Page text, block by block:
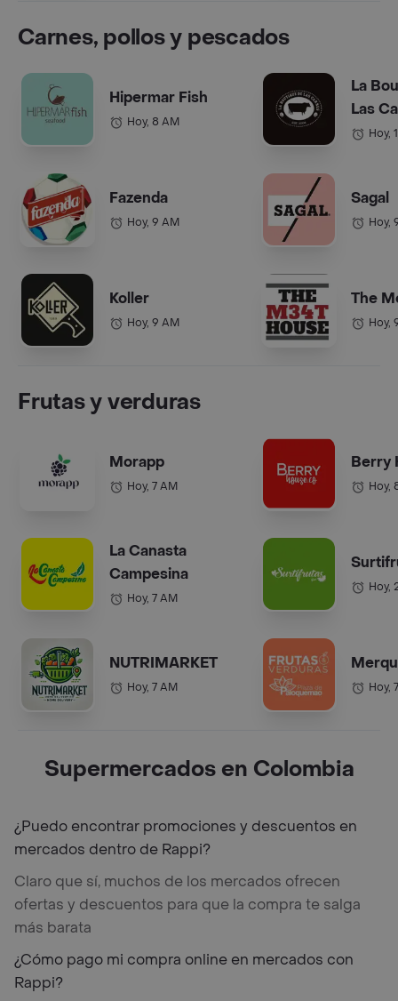
Carnes, pollos y pescados
Hipermar Fish
Hoy, 8 AM
Fazenda
Hoy, 9 AM
Koller
Hoy, 9 AM
La
Las
Hoy,
Sagal
Hoy,
The
Hoy,
Frutas y verduras
Morapp
Hoy, 7 AM
La Canasta
Campesina
Hoy, 7 AM
NUTRIMARKET
Hoy, 7 AM
Berry
Hoy,
Hoy,
Hoy,
Supermercados en Colombia
¿Puedo encontrar promociones y descuentos en
mercados dentro de Rappi?
Claro que sí, muchos de los mercados ofrecen
ofertas y descuentos para que la compra te salga
más barata
¿Cómo pago mi compra online en mercados con
Rappi?